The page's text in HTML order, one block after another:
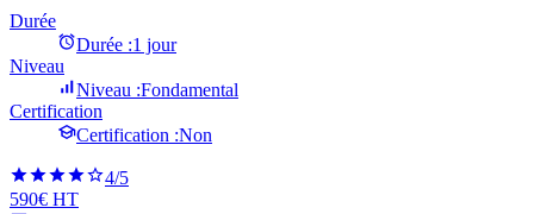
Durée
Durée :1 jour
Niveau
Niveau :Fondamental
Certification
Certification :Non
4/5
590€ HT